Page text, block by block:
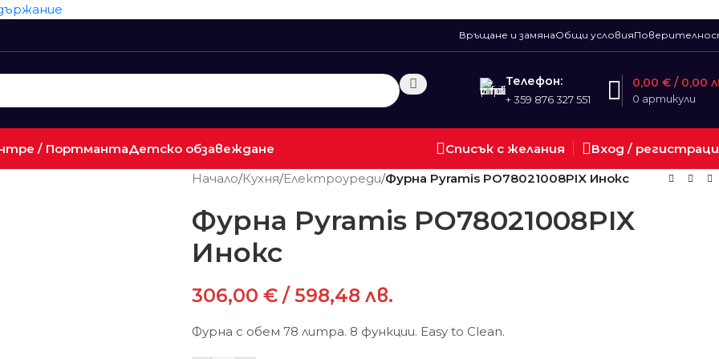
Връщане и замянаОбщи условия
Телефон:
+ 359 876 327 551 0 артикули
0,00 € / 0,00
/ ПортмантаДетско обзавеждане Списък с желания
Вход /
Начало/Кухня/Електроуреди/Фурна Pyramis PO78021008PIX Инокс
Фурна Pyramis PO78021008PIX
Инокс
306,00 € / 598,48 лв.
Фурна с обем 78 литра. 8 функции. Easy to Clean.